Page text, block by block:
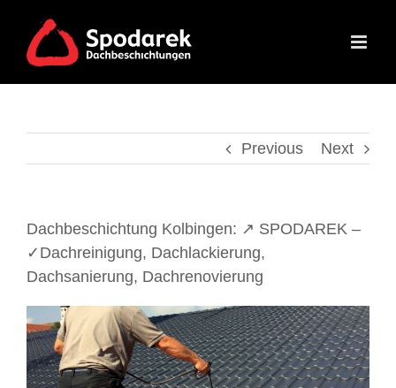
content
Previous Next
Dachbeschichtung Kolbingen: ↗️ SPODAREK –
✓Dachreinigung, Dachlackierung,
Dachsanierung, Dachrenovierung